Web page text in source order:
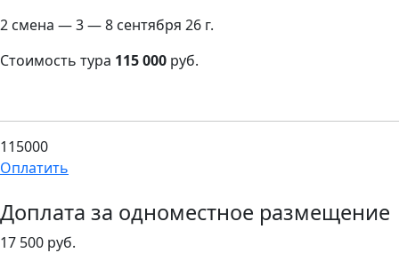
2 смена — 3 — 8 сентября 26 г.
Стоимость тура 115 000 руб.
115000
Оплатить
Доплата за одноместное размещение
17 500 руб.